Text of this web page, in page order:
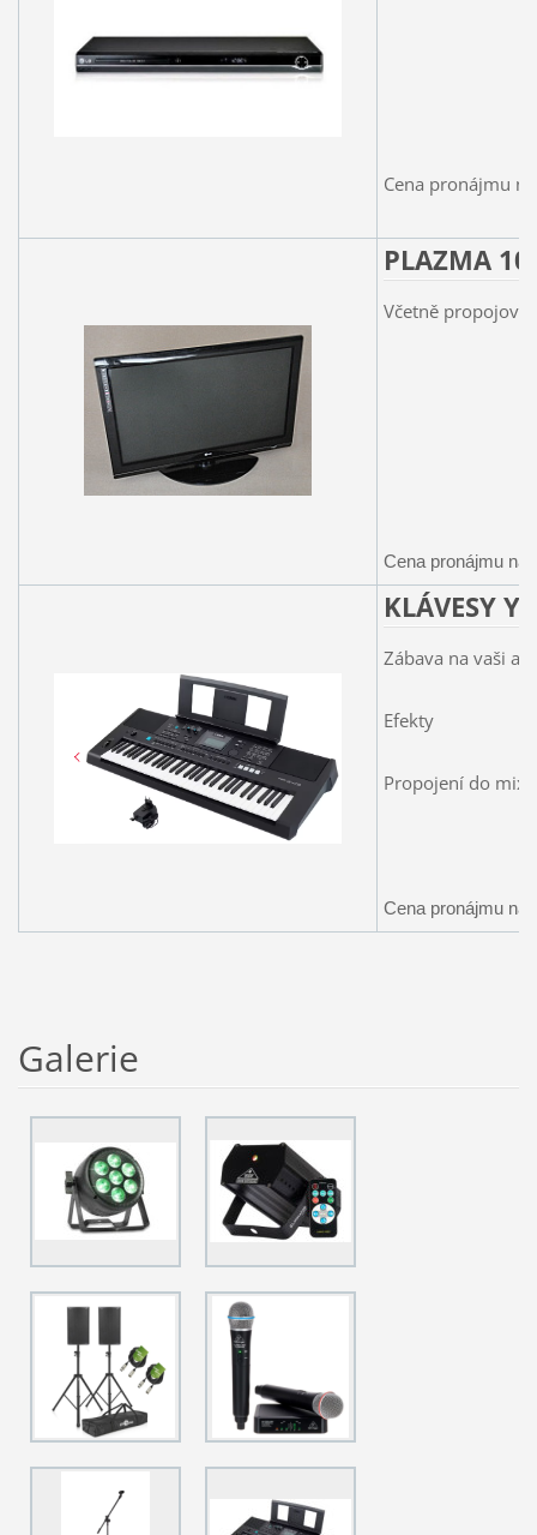
Cena pronájmu
PLAZMA
Včetně
Cena pronájmu na
KLÁVESY
Zábava na vaši
Efekty
Propojení do mix
Cena pronájmu na
Galerie